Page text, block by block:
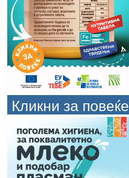
Кликни за повеќе